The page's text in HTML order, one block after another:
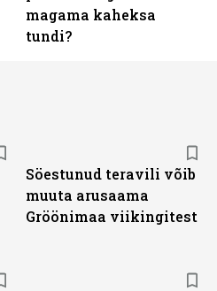
magama kaheksa
tundi?
Söestunud teravili võib
muuta arusaama
Gröönimaa viikingitest